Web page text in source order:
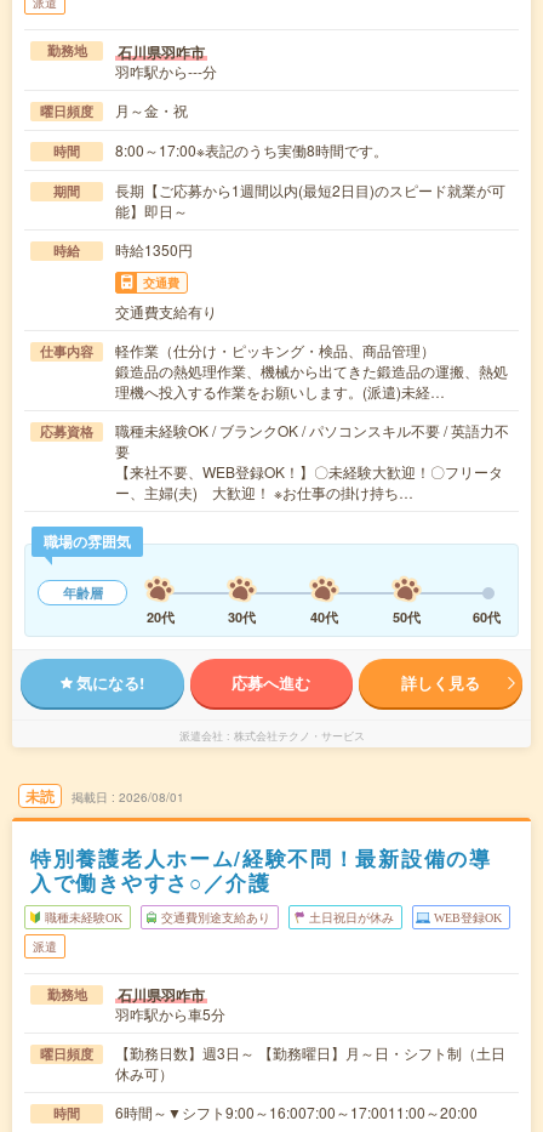
派遣
勤務地 石川県羽咋市
羽咋駅から---分
曜日頻度 月～金・祝
時間 8:00～17:00※表記のうち実働8時間です。
期間
長期【ご応募から1週間以内(最短2日目)のスピード就業が可
能】即日～
時給 時給1350円
交通費
交通費支給有り
仕事内容
軽作業（仕分け・ピッキング・検品、商品管理）
鍛造品の熱処理作業、機械から出てきた鍛造品の運搬、熱処
理機へ投入する作業をお願いします。(派遣)未経…
応募資格
職種未経験OK / ブランクOK / パソコンスキル不要 / 英語力不
要
【来社不要、WEB登録OK！】〇未経験大歓迎！〇フリータ
ー、主婦(夫) 大歓迎！ ※お仕事の掛け持ち…
職場の雰囲気
年齢層
20代
30代 40代 50代 60代
気になる! 応募へ進む 詳しく見る
派遣会社 株式会社テクノ・サービス
未読 掲載日 2026/08/01
特別養護老人ホーム/経験不問！最新設備の導
入で働きやすさ○／介護
職種未経験OK 交通費別途支給あり 土日祝日が休み WEB登録OK
派遣
勤務地 石川県羽咋市
羽咋駅から車5分
曜日頻度
【勤務日数】週3日～ 【勤務曜日】月～日・シフト制（土日
休み可）
時間 6時間～▼シフト9:00～16:007:00～17:0011:00～20:00